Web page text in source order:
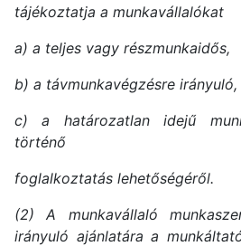
tájékoztatja a munkavállalókat
a) a teljes vagy részmunkaidős,
b) a távmunkavégzésre
c) a határozatlan idejű
történő
foglalkoztatás lehetőségéről.
(2) A munkavállaló
irányuló ajánlatára a